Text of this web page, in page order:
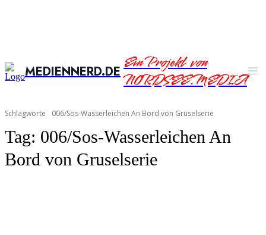
MEDIENNERD.DEEin Projekt von
NORDSEE.MEDIA
Schlagworte 006/Sos-Wasserleichen An Bord von Gruselserie
Tag: 006/Sos-Wasserleichen An
Bord von Gruselserie